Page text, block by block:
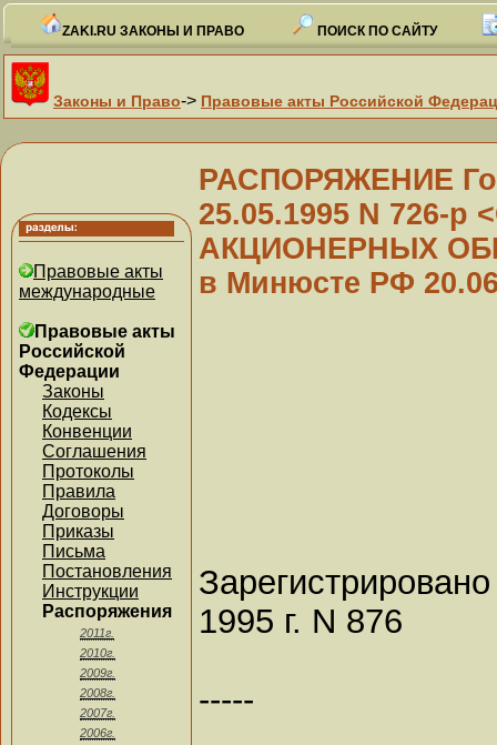
ZAKI.RU ЗАКОНЫ И ПРАВО ПОИСК ПО САЙТУ
Законы и Право-> Правовые акты Российской
Правовые акты
международные
Правовые акты
Российской
Федерации
Законы
Кодексы
Конвенции
Соглашения
Протоколы
Правила
Договоры
Приказы
Письма
Постановления
Инструкции
Распоряжения
2011г.
2010г.
2009г.
2008г.
2007г.
2006г.
РАСПОРЯЖЕНИЕ
25.05.1995 N 726-
АКЦИОНЕРНЫХ
в Минюсте РФ
1995 г. N 876
-----